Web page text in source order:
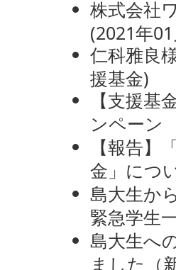
株式会社
(2021年
仁科雅良
援基金)
【支援
ンペー
【報告
金」につ
島大生か
緊急学生
島大生へ
ました（